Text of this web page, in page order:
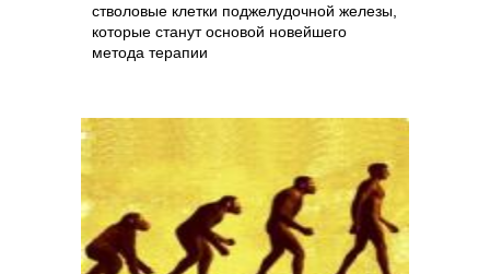
стволовые клетки поджелудочной железы,
которые станут основой новейшего
метода терапии